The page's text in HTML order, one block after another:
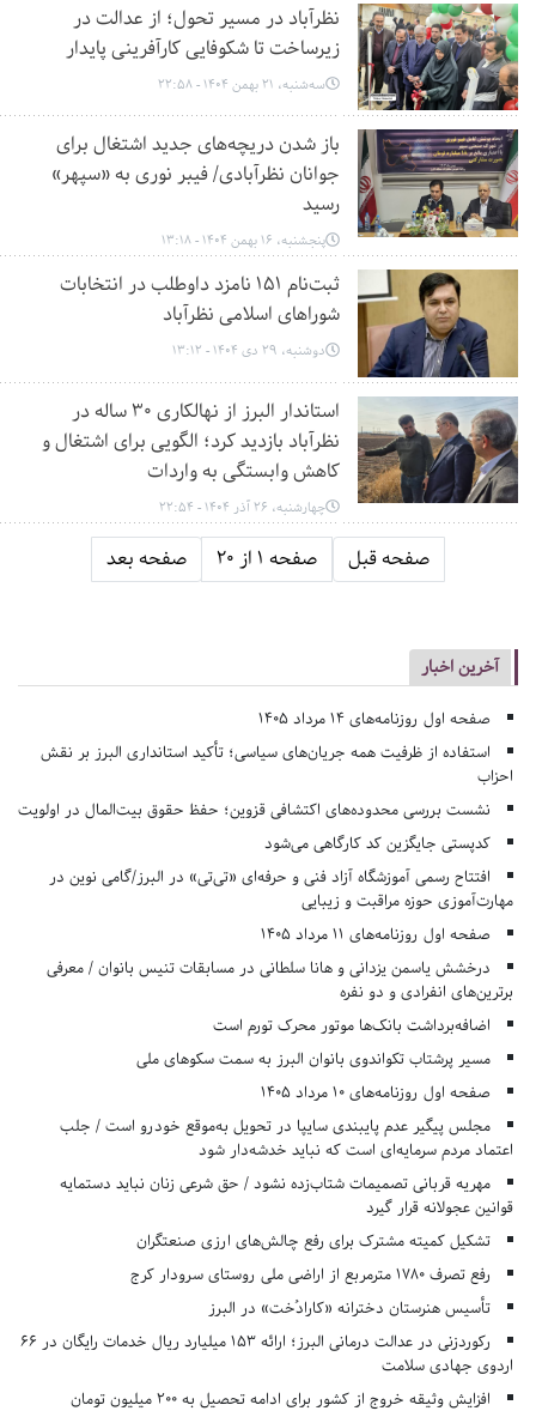
نظرآباد در مسیر تحول؛ از عدالت در
زیرساخت تا شکوفایی کارآفرینی پایدار
سه‌شنبه، 21 بهمن 1404 - 22:58
باز شدن دریچه‌های جدید اشتغال برای
جوانان نظرآبادی/ فیبر نوری به «سپهر»
رسید
پنجشنبه، 16 بهمن 1404 - 13:18
ثبت‌نام ۱۵۱ نامزد داوطلب در انتخابات
شوراهای اسلامی نظرآباد
دوشنبه، 29 دی 1404 - 13:12
استاندار البرز از نهالکاری ۳۰ ساله در
نظرآباد بازدید کرد؛ الگویی برای اشتغال و
کاهش وابستگی به واردات
چهارشنبه، 26 آذر 1404 - 22:54
صفحه قبل صفحه 1 از 20 صفحه بعد
آخرین اخبار
صفحه اول روزنامه‌های 14 مرداد 1405
استفاده از ظرفیت همه جریان‌های سیاسی؛ تأکید استانداری البرز بر نقش
احزاب
نشست بررسی محدوده‌های اکتشافی قزوین؛ حفظ حقوق بیت‌المال در اولویت
کدپستی جایگزین کد کارگاهی می‌شود
افتتاح رسمی آموزشگاه آزاد فنی و حرفه‌ای «تی‌تی» در البرز/گامی نوین در
مهارت‌آموزی حوزه مراقبت و زیبایی
صفحه اول روزنامه‌های 11 مرداد 1405
درخشش یاسمن یزدانی و هانا سلطانی در مسابقات تنیس بانوان / معرفی
برترین‌های انفرادی و دو نفره
اضافه‌برداشت بانک‌ها موتور محرک تورم است
مسیر پرشتاب تکواندوی بانوان البرز به سمت سکوهای ملی
صفحه اول روزنامه‌های 10 مرداد 1405
مجلس پیگیر عدم پایبندی سایپا در تحویل به‌موقع خودرو است / جلب
اعتماد مردم سرمایه‌ای است که نباید خدشه‌دار شود
مهریه قربانی تصمیمات شتاب‌زده نشود / حق شرعی زنان نباید دستمایه
قوانین عجولانه قرار گیرد
تشکیل کمیته مشترک برای رفع چالش‌های ارزی صنعتگران
رفع تصرف ۱۷۸۰ مترمربع از اراضی ملی روستای سرودار کرج
تأسیس هنرستان دخترانه «کارادُخت» در البرز
رکوردزنی در عدالت درمانی البرز؛ ارائه ۱۵۳ میلیارد ریال خدمات رایگان در ۶۶
اردوی جهادی سلامت
افزایش وثیقه خروج از کشور برای ادامه تحصیل به ۲۰۰ میلیون تومان